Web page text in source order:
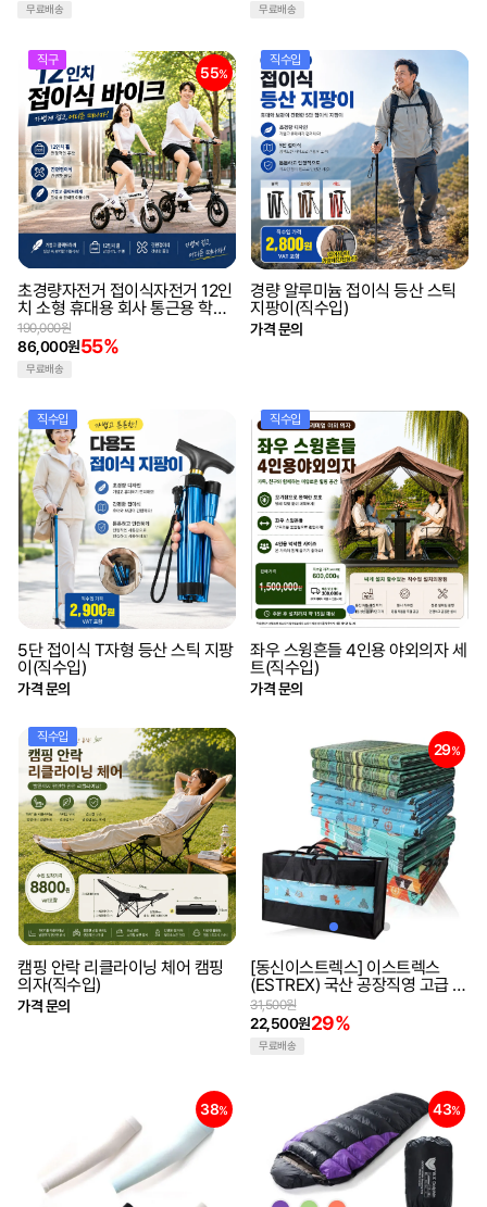
무료배송 무료배송
직구
55%
초경량자전거 접이식자전거 12인
치 소형 휴대용 회사 통근용 학생
통학용(해외직구)
86,000원55%
190,000원
무료배송
직수입
경량 알루미늄 접이식 등산 스틱
지팡이(직수입)
가격 문의
직수입
5단 접이식 T자형 등산 스틱 지팡
이(직수입)
가격 문의
직수입
좌우 스윙흔들 4인용 야외의자 세
트(직수입)
가격 문의
직수입
캠핑 안락 리클라이닝 체어 캠핑
의자(직수입)
가격 문의
29%
[동신이스트렉스] 이스트렉스
(ESTREX) 국산 공장직영 고급 캠
핑매트 모음 사은품증정 270cm
휴대용가방 접이식 대형 특대형
텐트매트
22,500원29%
31,500원
무료배송
38% 43%